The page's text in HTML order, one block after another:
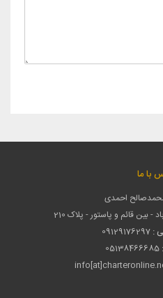
با ما
احمدی
- بین قائم و پاستور - پلاک 210
:
09129176297
05138466685